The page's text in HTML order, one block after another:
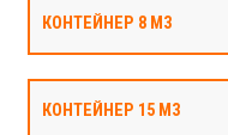
КОНТЕЙНЕР 8 М3
КОНТЕЙНЕР 15 М3